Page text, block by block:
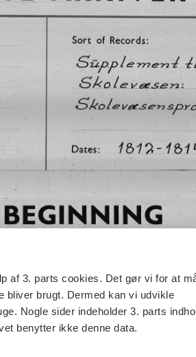
af 3. parts cookies. Det gør vi for at
bliver brugt. Dermed kan vi udvikle
Nogle sider indeholder 3. parts
benytter ikke denne data.